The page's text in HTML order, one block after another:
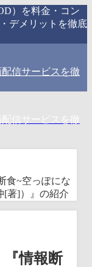
）を料金・コン
デメリットを徹底
信サービスを徹
信サービスを徹
食~空っぽにな
[著]）』の紹介
『情報断